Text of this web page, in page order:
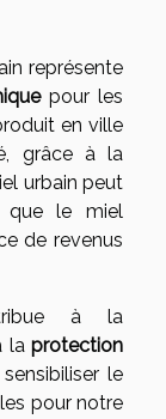
représente
pour les
en ville
grâce à la
urbain peut
que le miel
de revenus
à la
laprotection
le
pour notre